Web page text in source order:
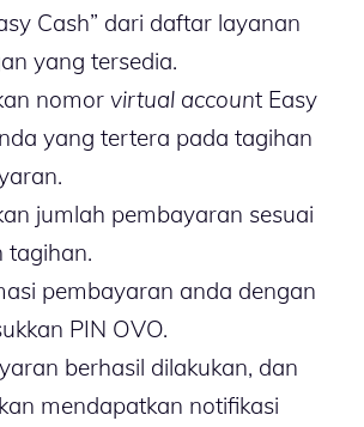
Cash” dari daftar layanan
yang tersedia.
nomor virtual account Easy
yang tertera pada tagihan
jumlah pembayaran sesuai
tagihan.
pembayaran anda dengan
PIN OVO.
berhasil dilakukan, dan
mendapatkan notifikasi